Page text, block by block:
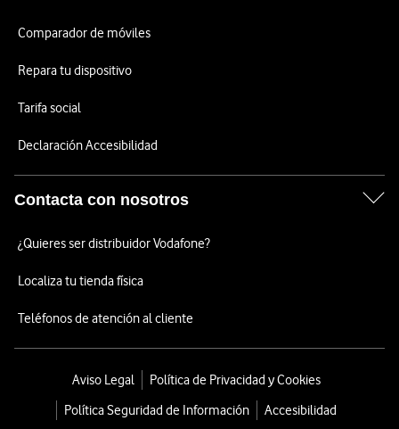
Comparador de móviles
Repara tu dispositivo
Tarifa social
Declaración Accesibilidad
Contacta con nosotros
¿Quieres ser distribuidor Vodafone?
Localiza tu tienda física
Teléfonos de atención al cliente
Aviso Legal
Política de Privacidad y Cookies
Política Seguridad de Información
Accesibilidad